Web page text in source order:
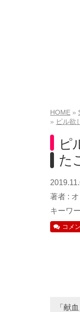
HOME
ピル欲
ピ
た
著者 :
キーワ
コメ
「献